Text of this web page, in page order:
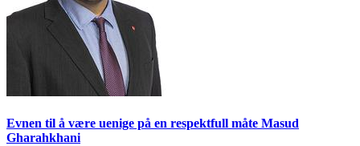
Evnen til å være uenige på en respektfull måte Masud
Gharahkhani